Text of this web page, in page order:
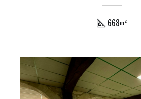
668m²